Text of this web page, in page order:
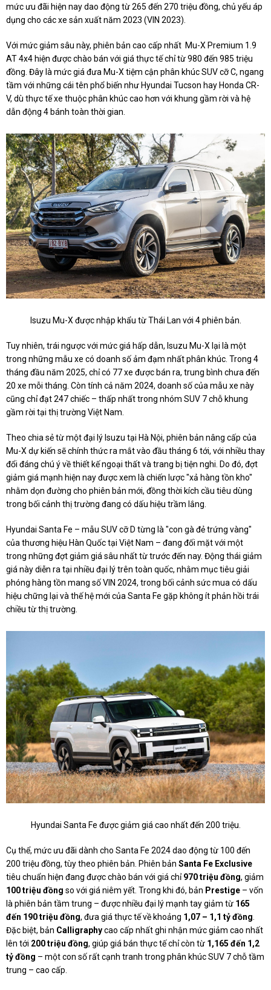
mức ưu đãi hiện nay dao động từ 265 đến 270 triệu đồng, chủ yếu áp
dụng cho các xe sản xuất năm 2023 (VIN 2023).
Với mức giảm sâu này, phiên bản cao cấp nhất Mu-X Premium 1.9
AT 4x4 hiện được chào bán với giá thực tế chỉ từ 980 đến 985 triệu
đồng. Đây là mức giá đưa Mu-X tiệm cận phân khúc SUV cỡ C, ngang
tầm với những cái tên phổ biến như Hyundai Tucson hay Honda CR-
V, dù thực tế xe thuộc phân khúc cao hơn với khung gầm rời và hệ
dẫn động 4 bánh toàn thời gian.
Isuzu Mu-X được nhập khẩu từ Thái Lan với 4 phiên bản.
Tuy nhiên, trái ngược với mức giá hấp dẫn, Isuzu Mu-X lại là một
trong những mẫu xe có doanh số ảm đạm nhất phân khúc. Trong 4
tháng đầu năm 2025, chỉ có 77 xe được bán ra, trung bình chưa đến
20 xe mỗi tháng. Còn tính cả năm 2024, doanh số của mẫu xe này
cũng chỉ đạt 247 chiếc – thấp nhất trong nhóm SUV 7 chỗ khung
gầm rời tại thị trường Việt Nam.
Theo chia sẻ từ một đại lý Isuzu tại Hà Nội, phiên bản nâng cấp của
Mu-X dự kiến sẽ chính thức ra mắt vào đầu tháng 6 tới, với nhiều thay
đổi đáng chú ý về thiết kế ngoại thất và trang bị tiện nghi. Do đó, đợt
giảm giá mạnh hiện nay được xem là chiến lược "xả hàng tồn kho"
nhằm dọn đường cho phiên bản mới, đồng thời kích cầu tiêu dùng
trong bối cảnh thị trường đang có dấu hiệu trầm lắng.
Hyundai Santa Fe – mẫu SUV cỡ D từng là "con gà đẻ trứng vàng"
của thương hiệu Hàn Quốc tại Việt Nam – đang đối mặt với một
trong những đợt giảm giá sâu nhất từ trước đến nay. Động thái giảm
giá này diễn ra tại nhiều đại lý trên toàn quốc, nhằm mục tiêu giải
phóng hàng tồn mang số VIN 2024, trong bối cảnh sức mua có dấu
hiệu chững lại và thế hệ mới của Santa Fe gặp không ít phản hồi trái
chiều từ thị trường.
Hyundai Santa Fe được giảm giá cao nhất đến 200 triệu.
Cụ thể, mức ưu đãi dành cho Santa Fe 2024 dao động từ 100 đến
200 triệu đồng, tùy theo phiên bản. Phiên bản Santa Fe Exclusive
tiêu chuẩn hiện đang được chào bán với giá chỉ970 triệu đồng, giảm
100 triệu đồng so với giá niêm yết. Trong khi đó, bản Prestige – vốn
là phiên bản tầm trung – được nhiều đại lý mạnh tay giảm từ 165
đến 190 triệu đồng, đưa giá thực tế về khoảng 1,07 – 1,1 tỷ đồng.
Đặc biệt, bản Calligraphycao cấp nhất ghi nhận mức giảm cao nhất
lên tới 200 triệu đồng, giúp giá bán thực tế chỉ còn từ 1,165 đến 1,2
tỷ đồng – một con số rất cạnh tranh trong phân khúc SUV 7 chỗ tầm
trung – cao cấp.